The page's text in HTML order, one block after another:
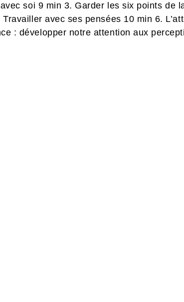
soi 9 min 3. Garder les six points de
avec ses pensées 10 min 6.
: développer notre attention aux